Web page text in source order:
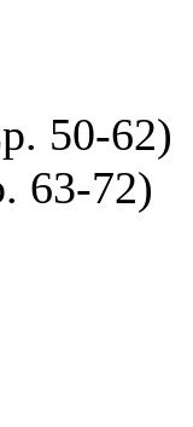
50-62)
63-72)